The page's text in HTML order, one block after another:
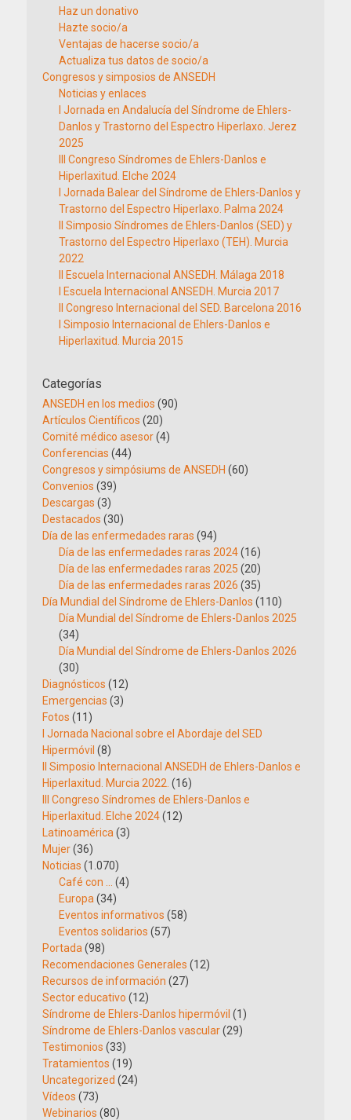
Haz un donativo
Hazte socio/a
Ventajas de hacerse socio/a
Actualiza tus datos de socio/a
Congresos y simposios de ANSEDH
Noticias y enlaces
I Jornada en Andalucía del Síndrome de Ehlers-
Danlos y Trastorno del Espectro Hiperlaxo. Jerez
2025
III Congreso Síndromes de Ehlers-Danlos e
Hiperlaxitud. Elche 2024
I Jornada Balear del Síndrome de Ehlers-Danlos y
Trastorno del Espectro Hiperlaxo. Palma 2024
II Simposio Síndromes de Ehlers-Danlos (SED) y
Trastorno del Espectro Hiperlaxo (TEH). Murcia
2022
II Escuela Internacional ANSEDH. Málaga 2018
I Escuela Internacional ANSEDH. Murcia 2017
II Congreso Internacional del SED. Barcelona 2016
I Simposio Internacional de Ehlers-Danlos e
Hiperlaxitud. Murcia 2015
Categorías
ANSEDH en los medios (90)
Artículos Científicos (20)
Comité médico asesor(4)
Conferencias (44)
Congresos y simpósiums de ANSEDH (60)
Convenios (39)
Descargas (3)
Destacados (30)
Día de las enfermedades raras (94)
Día de las enfermedades raras 2024(16)
Día de las enfermedades raras 2025 (20)
Día de las enfermedades raras 2026 (35)
Día Mundial del Síndrome de Ehlers-Danlos (110)
Día Mundial del Síndrome de Ehlers-Danlos 2025
(34)
Día Mundial del Síndrome de Ehlers-Danlos 2026
(30)
Diagnósticos (12)
Emergencias (3)
Fotos (11)
I Jornada Nacional sobre el Abordaje del SED
Hipermóvil (8)
II Simposio Internacional ANSEDH de Ehlers-Danlos e
Hiperlaxitud. Murcia 2022. (16)
III Congreso Síndromes de Ehlers-Danlos e
Hiperlaxitud. Elche 2024(12)
Latinoamérica (3)
Mujer(36)
Noticias (1.070)
Café con …
(4)
Europa (34)
Eventos informativos (58)
Eventos solidarios (57)
Portada (98)
Recomendaciones Generales (12)
Recursos de información (27)
Sector educativo (12)
Síndrome de Ehlers-Danlos hipermóvil (1)
Síndrome de Ehlers-Danlos vascular(29)
Testimonios (33)
Tratamientos (19)
Uncategorized (24)
Vídeos (73)
Webinarios (80)